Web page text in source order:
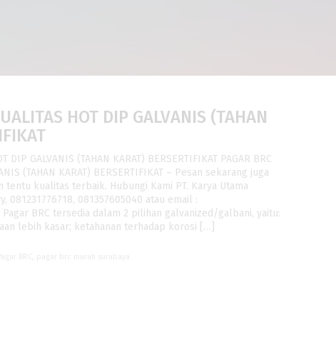
HOT DIP GALVANIS (TAHAN
DIP GALVANIS (TAHAN KARAT) BERSERTIFIKAT PAGAR BRC
(TAHAN KARAT) BERSERTIFIKAT – Pesan sekarang juga
tentu kualitas terbaik. Hubungi Kami PT. Karya Utama
081231776718, 081357605040 atau email :
BRC tersedia dalam 2 pilihan galvanized/galbani, yaitu:
lebih kasar; ketahanan terhadap korosi […]